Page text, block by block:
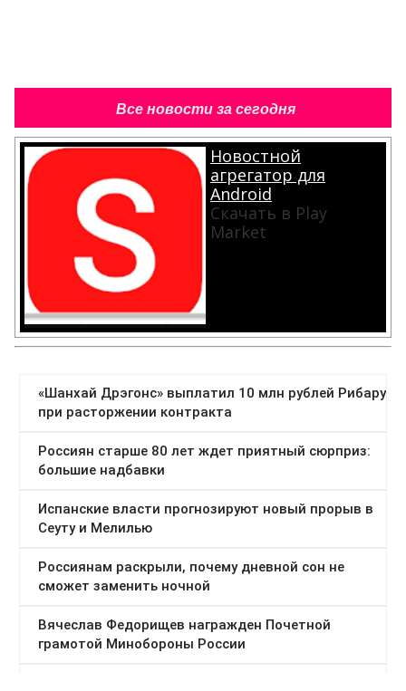
Все новости за сегодня
Новостной
агрегатор для
Android
Скачать в Play
Market